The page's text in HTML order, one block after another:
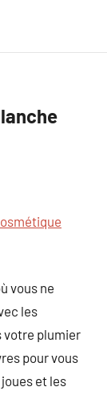
vous ne
les
votre plumier
pour vous
joues et les